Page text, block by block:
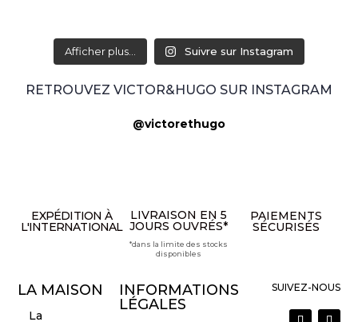
Afficher plus... Suivre sur Instagram
RETROUVEZ VICTOR&HUGO SUR INSTAGRAM
@victorethugo
EXPÉDITION À
L'INTERNATIONAL
LIVRAISON EN 5
JOURS OUVRÉS*
*dans la limite des stocks
disponibles
PAIEMENTS
SÉCURISÉS
LA MAISON
La
INFORMATIONS
LÉGALES
SUIVEZ-NOUS